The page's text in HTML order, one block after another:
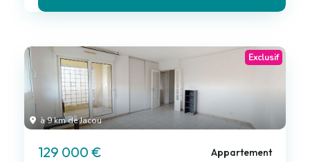
à 9 km de Jacou
Exclusif
129 000 € Appartement